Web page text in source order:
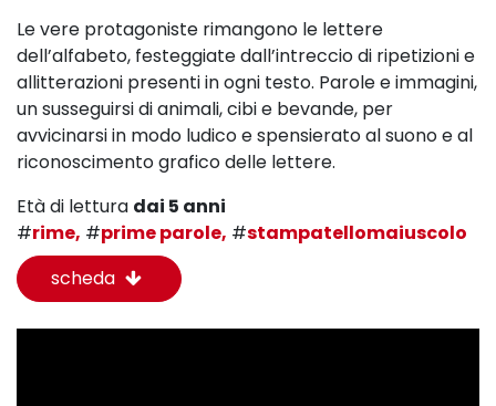
Le vere protagoniste rimangono le lettere
dell’alfabeto, festeggiate dall’intreccio di ripetizioni e
allitterazioni presenti in ogni testo. Parole e immagini,
un susseguirsi di animali,cibi e bevande, per
avvicinarsi in modo ludico e spensierato al suono e al
riconoscimentografico delle lettere.
Età di lettura dai 5 anni
#rime, #prime parole, #stampatellomaiuscolo
scheda